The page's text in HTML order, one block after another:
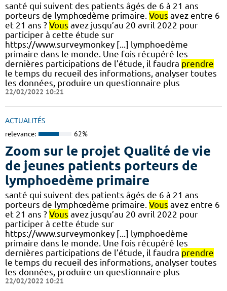
santé qui suivent des patients âgés de 6 à 21 ans
porteurs de lymphœdème primaire. Vous avez entre 6
et 21 ans ? Vous avez jusqu’au 20 avril 2022 pour
participer à cette étude sur
https://www.surveymonkey [...] lymphoedème
primaire dans le monde. Une fois récupéré les
dernières participations de l’étude, il faudra prendre
le temps du recueil des informations, analyser toutes
les données, produire un questionnaire plus
22/02/2022 10:21
ACTUALITÉS
relevance: 62%
Zoom sur le projet Qualité de vie
de jeunes patients porteurs de
lymphoedème primaire
santé qui suivent des patients âgés de 6 à 21 ans
porteurs de lymphœdème primaire. Vous avez entre 6
et 21 ans ? Vous avez jusqu’au 20 avril 2022 pour
participer à cette étude sur
https://www.surveymonkey [...] lymphoedème
primaire dans le monde. Une fois récupéré les
dernières participations de l’étude, il faudra prendre
le temps du recueil des informations, analyser toutes
les données, produire un questionnaire plus
22/02/2022 10:21